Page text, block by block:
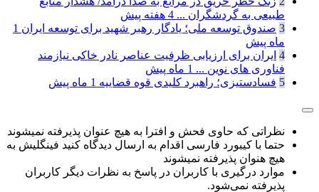
طبیعی به گردشگران ... 4 هفته پیش
3 صندوق توسعه ملی؛ یادگار رهبر شهید برای توسعه ایران 1
ماه پیش
4 ایران برای ارزیابی ظرفیت عناصر نادر خاکی نیازمند
فناوری های نوین ... 1 ماه پیش
5 فسادستیزی؛ راهبرد کلیدی قوه قضاییه 1 ماه پیش
نظراتی که حاوی فحش و افترا به هیچ عنوان پذیرفته نمیشوند
حتما با کیبورد فارسی اقدام به ارسال دیدگاه کنید فینگلیش به
هیچ هنوان پذیرفته نمیشوند
موارد درگیری با کاربران در پاسخ به نظرات دیگر کاربران
پذیرفته نمی‌شود.